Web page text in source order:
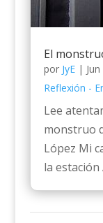
El
por JyE|
Reflexión -
Lee
monstruo
López Mi
la estación